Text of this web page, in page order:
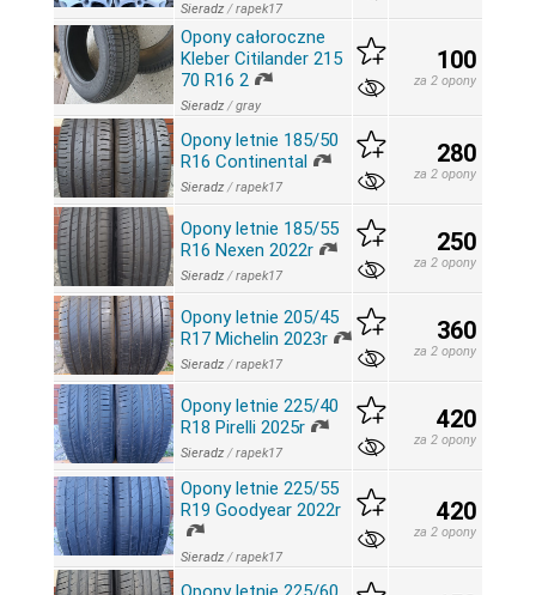
Sieradz /rapek17
Opony całoroczne
Kleber Citilander 215
70 R16 2
Sieradz /gray
100
za 2 opony
Opony letnie 185/50
R16 Continental
Sieradz /rapek17
280
za 2 opony
Opony letnie 185/55
R16 Nexen 2022r
Sieradz /rapek17
250
za 2 opony
Opony letnie 205/45
R17 Michelin 2023r
Sieradz /rapek17
360
za 2 opony
Opony letnie 225/40
R18 Pirelli 2025r
Sieradz /rapek17
420
za 2 opony
Opony letnie 225/55
R19 Goodyear 2022r
Sieradz /rapek17
420
za 2 opony